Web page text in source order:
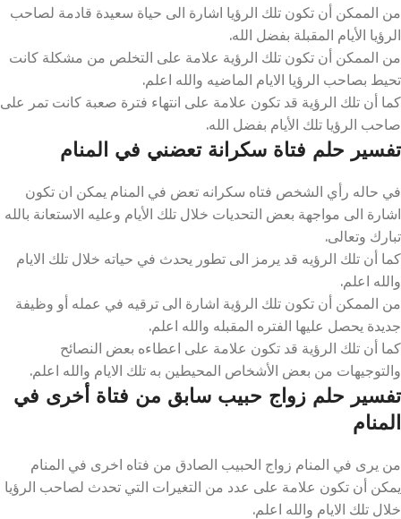
من الممكن أن تكون تلك الرؤيا اشارة الى حياة سعيدة قادمة لصاحب
الرؤيا الأيام المقبلة بفضل الله.
من الممكن أن تكون تلك الرؤية علامة على التخلص من مشكلة كانت
تحيط بصاحب الرؤيا الايام الماضيه والله اعلم.
كما أن تلك الرؤية قد تكون علامة على انتهاء فترة صعبة كانت تمر على
صاحب الرؤيا تلك الأيام بفضل الله.
تفسير حلم فتاة سكرانة تعضني في المنام
في حاله رأي الشخص فتاه سكرانه تعض في المنام يمكن ان تكون
اشارة الى مواجهة بعض التحديات خلال تلك الأيام وعليه الاستعانة بالله
تبارك وتعالى.
كما أن تلك الرؤيه قد يرمز الى تطور يحدث في حياته خلال تلك الايام
والله اعلم.
من الممكن أن تكون تلك الرؤية اشارة الى ترقيه في عمله أو وظيفة
جديدة يحصل عليها الفتره المقبله والله اعلم.
كما أن تلك الرؤية قد تكون علامة على اعطاءه بعض النصائح
والتوجيهات من بعض الأشخاص المحيطين به تلك الايام والله اعلم.
تفسير حلم زواج حبيب سابق من فتاة أخرى في
المنام
من يرى في المنام زواج الحبيب الصادق من فتاه اخرى في المنام
يمكن أن تكون علامة على عدد من التغيرات التي تحدث لصاحب الرؤيا
خلال تلك الايام والله اعلم.